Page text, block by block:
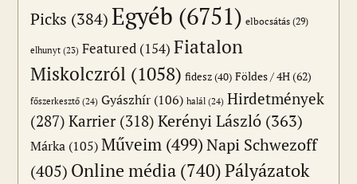
Picks (384)Egyéb (6751) elbocsátás (29)
elhunyt (23) Featured (154) Fiatalon
Miskolczról (1058) fidesz(40) Földes / 4H(62)
főszerkesztő (24) Gyászhír (106) halál (24) Hirdetmények
(287) Karrier(318) Kerényi László (363)
Márka (105) Műveim (499)Napi Schwezoff
(405) Online média (740)Pályázatok